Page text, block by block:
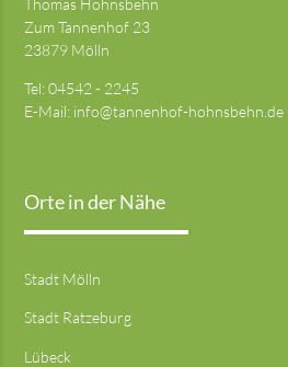
Zum Tannenhof 23
23879 Mölln
Tel: 04542 - 2245
E-Mail: info@tannenhof-hohnsbehn.de
Orte in der Nähe
Stadt Mölln
Stadt Ratzeburg
Lübeck